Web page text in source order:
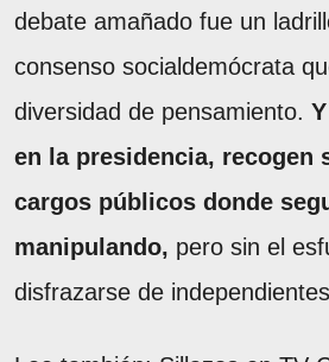
debate amañado fue un
consenso socialdemócrata
diversidad de pensamiento.
en la presidencia, recogen
cargos públicos donde
manipulando, pero sin el
disfrazarse de